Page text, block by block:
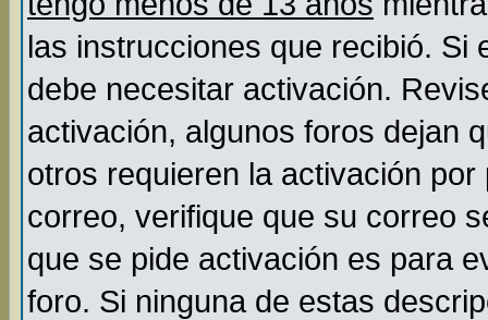
las instrucciones que recibió. Si
debe necesitar activación.
activación, algunos foros dejan
otros requieren la activación
correo, verifique que su correo
que se pide activación es para
foro. Si ninguna de estas